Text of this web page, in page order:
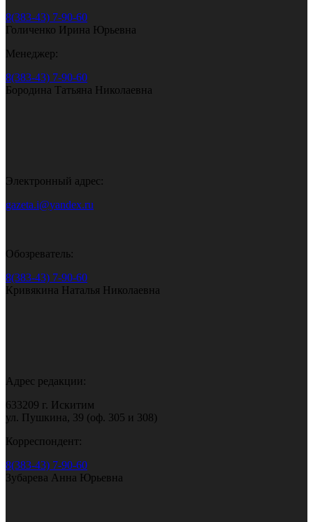
8(383-43) 7-90-60
Голиченко Ирина Юрьевна
Менеджер:
8(383-43) 7-90-60
Бородина Татьяна Николаевна
Электронный адрес:
gazeta.i@yandex.ru
Обозреватель:
8(383-43) 7-90-60
Кривякина Наталья Николаевна
Адрес редакции:
633209 г. Искитим
ул. Пушкина, 39 (оф. 305 и 308)
Корреспондент:
8(383-43) 7-90-60
Зубарева Анна Юрьевна